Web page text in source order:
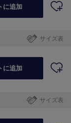
に追加
サイズ表
に追加
サイズ表